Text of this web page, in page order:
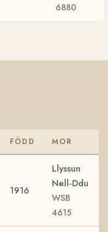
6880
FÖDD MOR
1916
Llyssun
Nell-Ddu
WSB
4615